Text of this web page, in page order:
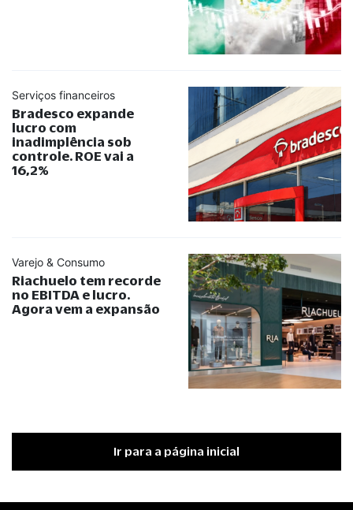
Serviços financeiros
Bradesco expande
lucro com
inadimplência sob
controle. ROE vai a
16,2%
Varejo & Consumo
Riachuelo tem recorde
no EBITDA e lucro.
Agora vem a expansão
Ir para a página inicial